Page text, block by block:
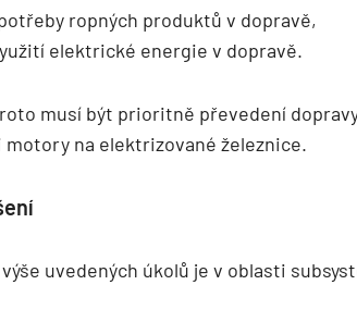
ropných produktů v dopravě,
elektrické energie v dopravě.
musí být prioritně převedení
motory na elektrizované železnice.
uvedených úkolů je v oblasti